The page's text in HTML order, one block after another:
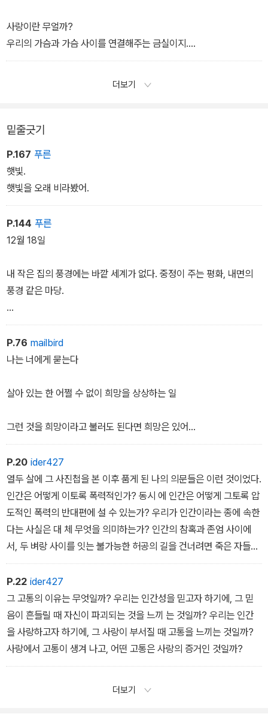
사랑이란 무얼까?
우리의 가슴과 가슴 사이를 연결해주는 금실이지.
― 1979년 4월, 중철 제본 책자에서
더보기
밑줄긋기
P.167 푸른
햇빛.
햇빛을 오래 비라봤어.
P.144 푸른
12월 18일
내 작은 집의 풍경에는 바깥 세계가 없다. 중정이 주는 평화, 내면의
풍경 같은 마당.
행인도 거리도 우연의 순간도 없다.
그걸 잊지 않으려면 자주 대문 밖으로 나가야 한다.
늘. 그 하늘에서 떨어지는 눈을 오래 보고 있었다.
P.76 mailbird
나는 너에게 묻는다
살아 있는 한 어쩔 수 없이 희망을 상상하는 일
그런 것을 희망이라고 불러도 된다면 희망은 있어
우리는 우리 키와 체중에 갇혀 있지 않으니까
P.20 ider427
열두 살에 그 사진첩을 본 이후 품게 된 나의 의문들은 이런 것이었다.
인간은 어떻게 이토록 폭력적인가? 동시 에 인간은 어떻게 그토록 압
도적인 폭력의 반대편에 설 수 있는가? 우리가 인간이라는 종에 속한
다는 사실은 대 체 무엇을 의미하는가? 인간의 참혹과 존엄 사이에
서, 두 벼랑 사이를 잇는 불가능한 허공의 길을 건너려면 죽은 자들의
도움이 필요했다. 이 소설의 주인공인 어린 동호 가 어머니의 손을 힘
껏 끌고 햇빛이 비치는 쪽으로 걸었 던 것처럼.
P.22 ider427
그 고통의 이유는 무엇일까? 우리는 인간성을 믿고자 하기에, 그 믿
음이 흔들릴 때 자신이 파괴되는 것을 느끼 는 것일까? 우리는 인간
을 사랑하고자 하기에, 그 사랑이 부서질 때 고통을 느끼는 것일까?
사랑에서 고통이 생겨 나고, 어떤 고통은 사랑의 증거인 것일까?
더보기